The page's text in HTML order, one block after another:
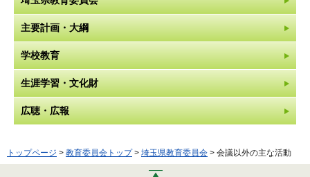
主要計画・大綱
学校教育
生涯学習・文化財
広聴・広報
トップページ > 教育委員会トップ> 埼玉県教育委員会 > 会議以外の主な活動